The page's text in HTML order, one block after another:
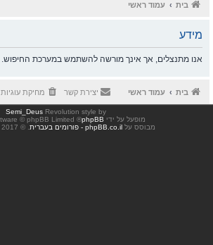
בית עמוד ראשי
מידע
אנו מתנצלים, אך אינך מורשה להשתמש במערכת החיפוש.
בית עמוד ראשי מחיקת עוגיות יצירת קשר
Revolution style by
Semi_Deus
מופעל על ידי phpBB
® Forum Software © phpBB Limited
מבוסס על phpBB.co.il - פורומים בעברית . © 2017 - phpBB.co.il.